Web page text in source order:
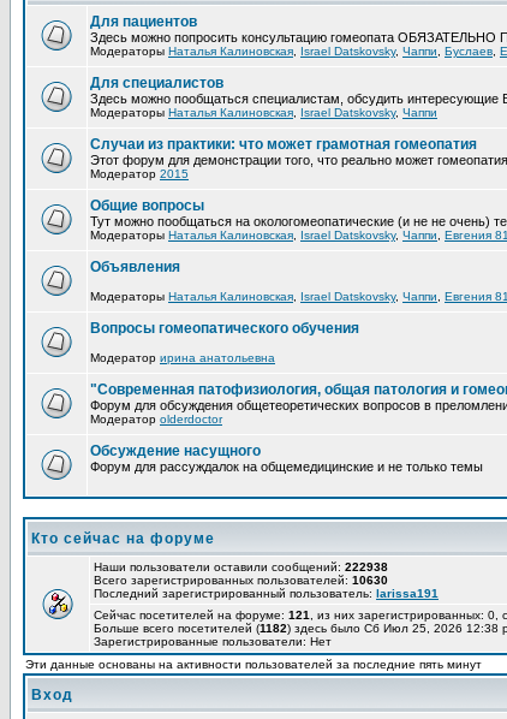
Для пациентов
Здесь можно попросить консультацию гомеопата
Модераторы Наталья Калиновская Israel Datskovsky, Чаппи Буслаев
Для специалистов
Здесь можно пообщаться специалистам, обсудить интересующие
Модераторы Наталья Калиновская Israel Datskovsky, Чаппи
Случаи из практики: что может грамотная гомеопатия
Этот форум для демонстрации того, что реально может
Модератор 2015
Общие вопросы
Тут можно пообщаться на окологомеопатические (и не не очень)
Модераторы Наталья Калиновская Israel Datskovsky, Чаппи Евгения 81
Объявления
Модераторы Наталья Калиновская Israel Datskovsky, Чаппи Евгения 81
Вопросы гомеопатического обучения
Модератор ирина анатольевна
"Современная патофизиология, общая патология и
Форум для обсуждения общетеоретических вопросов в
Модератор olderdoctor
Обсуждение насущного
Форум для рассуждалок на общемедицинские и не только темы
Кто сейчас на форуме
Наши пользователи оставили сообщений: 222938
Всего зарегистрированных пользователей: 10630
Последний зарегистрированный пользователь: larissa191
Сейчас посетителей на форуме: 121 , из них зарегистрированных:
Больше всего посетителей (1182) здесь было Сб Июл 25, 2026 12:38
Зарегистрированные пользователи: Нет
Эти данные основаны на активности пользователей за последние пять минут
Вход